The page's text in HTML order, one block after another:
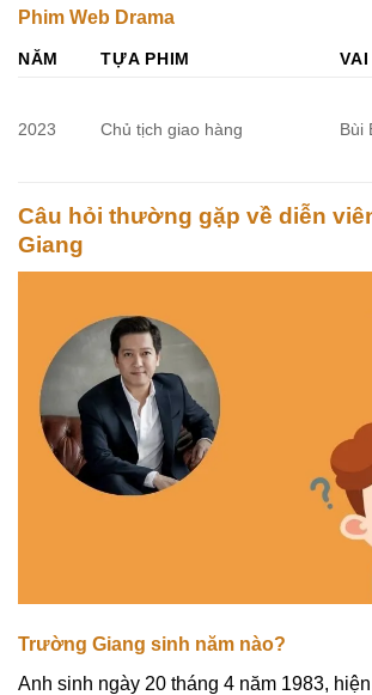
Phim Web Drama
NĂM TỰA PHIM
2023 Chủ tịch giao hàng Bùi
Câu hỏi thường gặp về diễn
Giang
Trường Giang sinh năm nào?
Anh sinh ngày 20 tháng 4 năm 1983,